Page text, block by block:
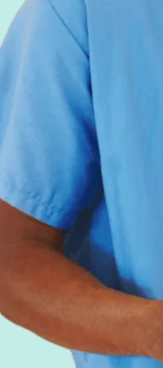
für ein gutes
validierte
in
veröffentlichten
Datenblätter
über unsere
Dauer…